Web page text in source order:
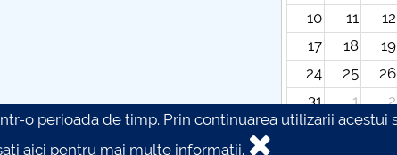
10
11 12
17
18 19
24
25 26
31
1 2
o perioada de timp. Prin continuarea utilizarii acestui
aici pentru mai multe informatii.